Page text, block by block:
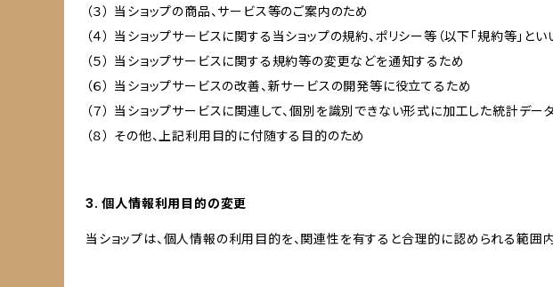
（３） 当ショップの商品、サービス等のご案内のため
（４） 当ショップサービスに関する当ショップの規約、ポリシー等（以下「規約等」と
（５） 当ショップサービスに関する規約等の変更などを通知するため
（６） 当ショップサービスの改善、新サービスの開発等に役立てるため
（７） 当ショップサービスに関連して、個別を識別できない形式に加工した統計デー
（８） その他、上記利用目的に付随する目的のため
3. 個人情報利用目的の変更
当ショップは、個人情報の利用目的を、関連性を有すると合理的に認められる範